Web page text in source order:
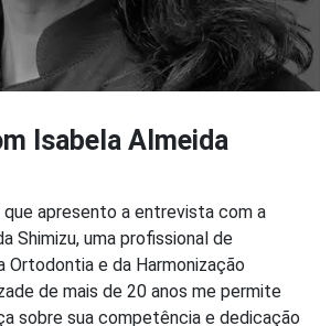
Isabela Almeida
que apresento a entrevista com a
Shimizu, uma profissional de
Ortodontia e da Harmonização
de mais de 20 anos me permite
sobre sua competência e dedicação